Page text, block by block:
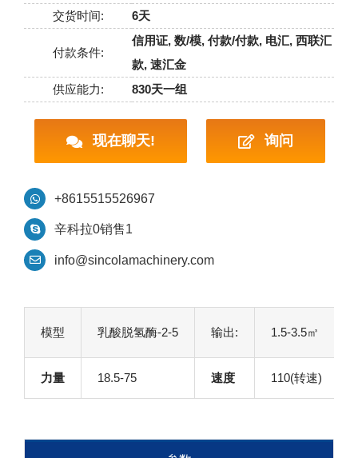
交货时间:
6天
付款条件:
信用证, 数/模, 付款/付款, 电汇, 西联汇
款, 速汇金
供应能力:
830天一组
现在聊天! 询问
+8615515526967
辛科拉0销售1
info@sincolamachinery.com
模型 乳酸脱氢酶-2-5 输出: 1.5-3.5㎥
力量 18.5-75 速度 110(转速)